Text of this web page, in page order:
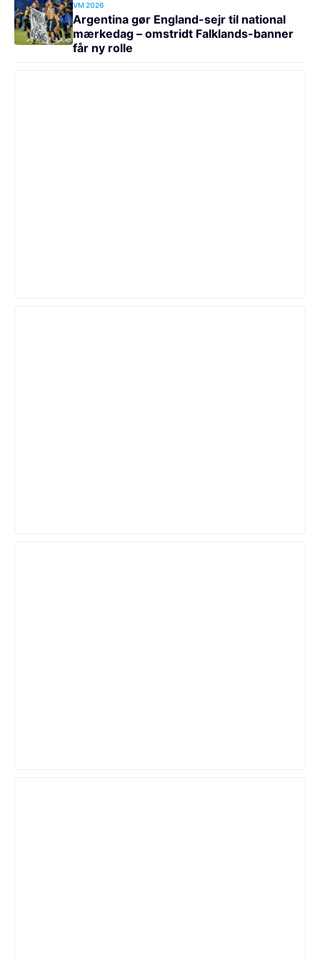
VM 2026
Argentina gør England-sejr til national
mærkedag – omstridt Falklands-banner
får ny rolle